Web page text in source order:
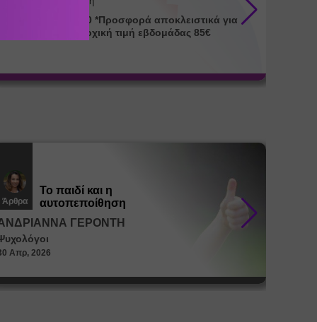
Ωράριο 08:00-17:00 *Προσφορά αποκλειστικά για
online κράτηση. Αρχική τιμή εβδομάδας 85€
Άρθρα
Το παιδί και η
αυτοπεποίθηση
ΓΕΡΟΝΤΗ
Απρ, 2026